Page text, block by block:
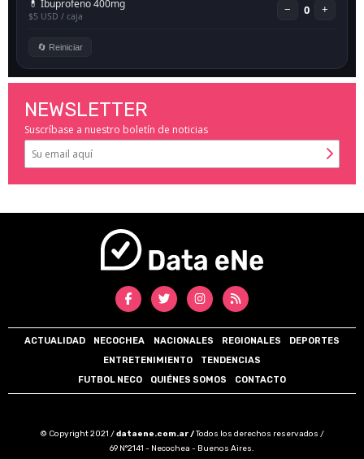
NEWSLETTER
Suscríbase a nuestro boletín de noticias
ACTUALIDAD NECOCHEA NACIONALES REGIONALES
DEPORTES
ENTRETENIMIENTO
TENDENCIAS
FUTBOL NECO
QUIÉNES SOMOS CONTACTO
© Copyright 2021 /dataene.com.ar /Todos los derechos reservados /
69 N°2141 - Necochea - Buenos Aires.